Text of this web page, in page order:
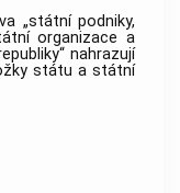
„státní podniky,
organizace a
nahrazují
státu a státní